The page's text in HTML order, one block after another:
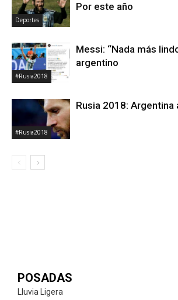
Deportes
Por este año
#Rusia2018
Messi: “Nada más
argentino
#Rusia2018
Rusia 2018: Argentina
POSADAS
Lluvia Ligera